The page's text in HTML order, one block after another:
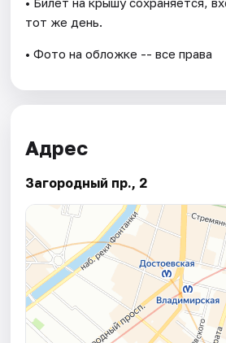
тот же день.
• Фото на обложке -- все права
Адрес
Загородный пр., 2